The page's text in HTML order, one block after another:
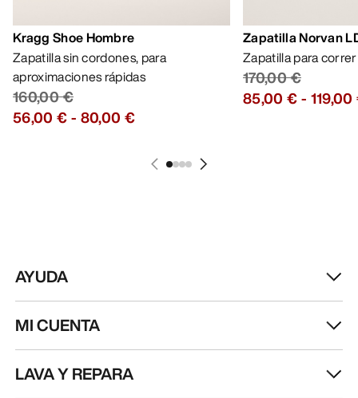
Kragg Shoe Hombre
Zapatilla sin cordones, para
aproximaciones rápidas
160,00 €
56,00 €- 80,00 €
Zapatilla Norvan
Zapatilla para
170,00 €
85,00 €-
AYUDA
MI CUENTA
LAVA Y REPARA